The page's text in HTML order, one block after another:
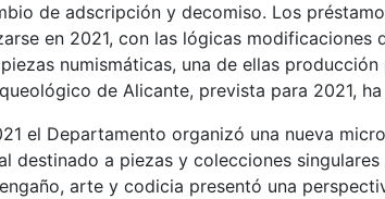
de adscripción y decomiso. Los
en 2021, con las lógicas
numismáticas, una de ellas
de Alicante, prevista para 2021,
el Departamento organizó una nueva
destinado a piezas y colecciones
arte y codicia presentó una